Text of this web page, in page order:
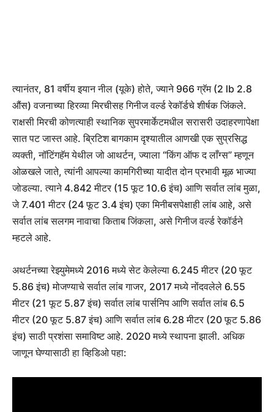
त्यानंतर, 81 वर्षीय इयान नील (यूके) होते, ज्याने 966 ग्रॅम (2 lb 2.8
औंस) वजनाच्या हिरव्या मिरचीसह गिनीज वर्ल्ड रेकॉर्डचे शीर्षक जिंकले.
राक्षसी मिरची कोणत्याही स्थानिक सुपरमार्केटमधील सरासरी उदाहरणापेक्षा
सात पट जास्त आहे. ब्रिटिश बागकाम दृश्यातील आणखी एक सुप्रसिद्ध
व्यक्ती, नॉटिंगहॅम येथील जो आथर्टन, ज्याला “किंग ऑफ द लाँग्स” म्हणून
ओळखले जाते, त्यांनी आपल्या कामगिरीच्या यादीत दोन प्रभावी मूळ भाज्या
जोडल्या. त्याने 4.842 मीटर (15 फूट 10.6 इंच) आणि सर्वात लांब मुळा,
जे 7.401 मीटर (24 फूट 3.4 इंच) एका मिनीबसपेक्षाही लांब आहे, असे
सर्वात लांब सलगम नावाचा किताब जिंकला, असे गिनीज वर्ल्ड रेकॉर्डने
म्हटले आहे.
अथर्टनच्या रेझ्युमेमध्ये 2016 मध्ये सेट केलेल्या 6.245 मीटर (20 फूट
5.86 इंच) मोजण्याचे सर्वात लांब गाजर, 2017 मध्ये नोंदवलेले 6.55
मीटर (21 फूट 5.87 इंच) सर्वात लांब पार्सनिप आणि सर्वात लांब 6.5
मीटर (20 फूट 5.87 इंच) आणि सर्वात लांब 6.28 मीटर (20 फूट 5.86
इंच) साठी प्रशंसा समाविष्ट आहे. 2020 मध्ये स्थापना झाली. अधिक
जाणून घेण्यासाठी हा व्हिडिओ पहा: